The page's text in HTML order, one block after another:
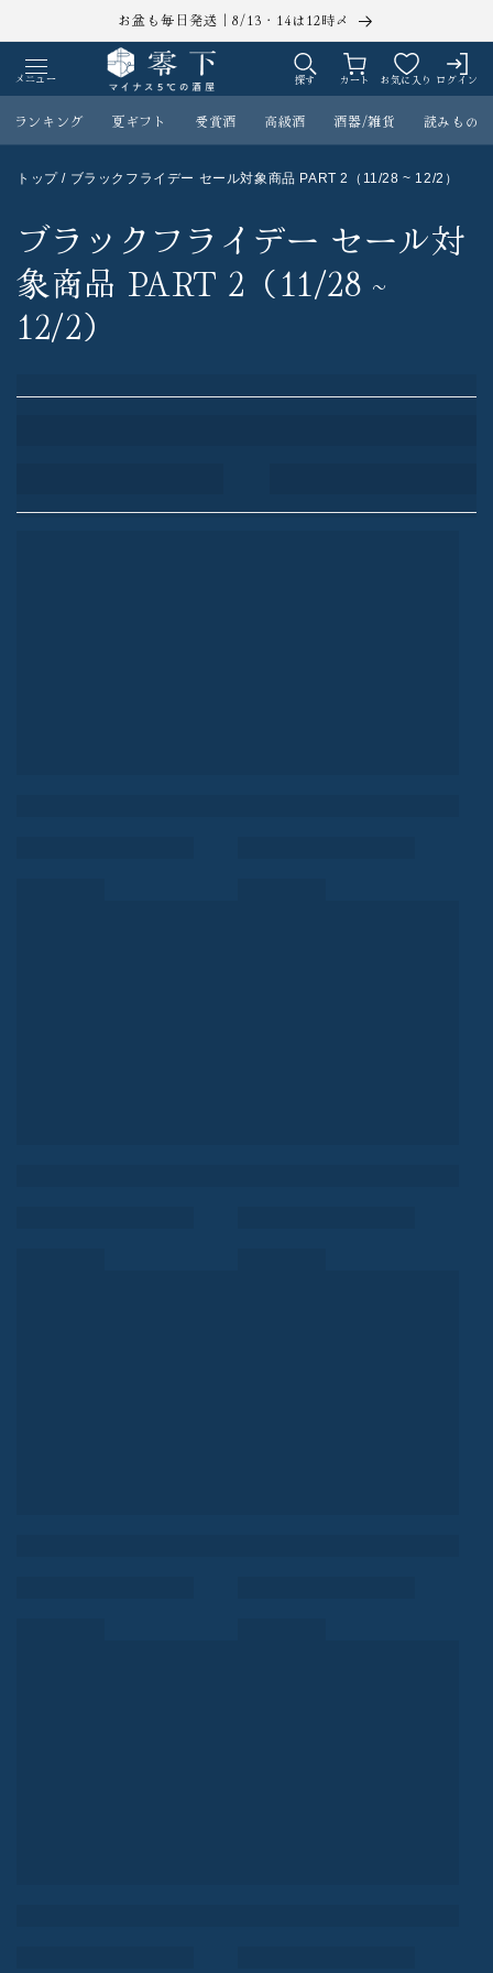
進む
お盆も毎日発送｜8/13・14は12時〆
メニュー 探す カート
カ
ー
ト
お気に入り ログイン
ロ
グ
イ
ン
ランキング 夏ギフト 受賞酒 高級酒 酒器/雑貨 読みもの
トップ/ ブラックフライデー セール対象商品 PART 2（11/28 ~ 12/2）
ブラックフライデー セール対
象商品 PART 2（11/28 ~
12/2）